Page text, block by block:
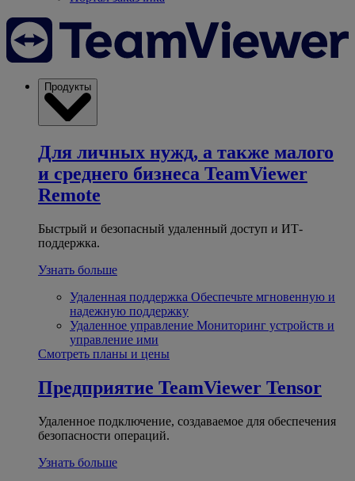
Продукты
Для личных нужд, а также малого
и среднего бизнеса TeamViewer
Remote
Быстрый и безопасный удаленный доступ и ИТ-
поддержка.
Узнать больше
Удаленная поддержка Обеспечьте мгновенную и
надежную поддержку
Удаленное управление Мониторинг устройств и
управление ими
Смотреть планы и цены
Предприятие TeamViewer Tensor
Удаленное подключение, создаваемое для обеспечения
безопасности операций.
Узнать больше